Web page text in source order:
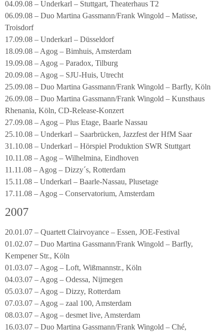
04.09.08 – Underkarl – Stuttgart, Theaterhaus T2
06.09.08 – Duo Martina Gassmann/Frank Wingold – Matisse,
Troisdorf
17.09.08 – Underkarl – Düsseldorf
18.09.08 – Agog – Bimhuis, Amsterdam
19.09.08 – Agog – Paradox, Tilburg
20.09.08 – Agog – SJU-Huis, Utrecht
25.09.08 – Duo Martina Gassmann/Frank Wingold – Barfly, Köln
26.09.08 – Duo Martina Gassmann/Frank Wingold – Kunsthaus
Rhenania, Köln, CD-Release-Konzert
27.09.08 – Agog – Plus Etage, Baarle Nassau
25.10.08 – Underkarl – Saarbrücken, Jazzfest der HfM Saar
31.10.08 – Underkarl – Hörspiel Produktion SWR Stuttgart
10.11.08 – Agog – Wilhelmina, Eindhoven
11.11.08 – Agog – Dizzy´s, Rotterdam
15.11.08 – Underkarl – Baarle-Nassau, Plusetage
17.11.08 – Agog – Conservatorium, Amsterdam
2007
20.01.07 – Quartett Clairvoyance – Essen, JOE-Festival
01.02.07 – Duo Martina Gassmann/Frank Wingold – Barfly,
Kempener Str., Köln
01.03.07 – Agog – Loft, Wißmannstr., Köln
04.03.07 – Agog – Odessa, Nijmegen
05.03.07 – Agog – Dizzy, Rotterdam
07.03.07 – Agog – zaal 100, Amsterdam
08.03.07 – Agog – desmet live, Amsterdam
16.03.07 – Duo Martina Gassmann/Frank Wingold – Ché,